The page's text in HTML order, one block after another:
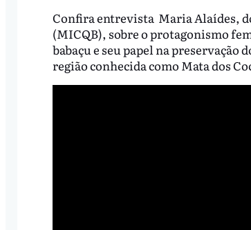
Confira entrevista Maria Alaídes,
(MICQB), sobre o protagonismo
babaçu e seu papel na preservação
região conhecida como Mata dos